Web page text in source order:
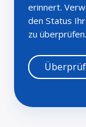
erinnert.
den Status
zu überprüfen.